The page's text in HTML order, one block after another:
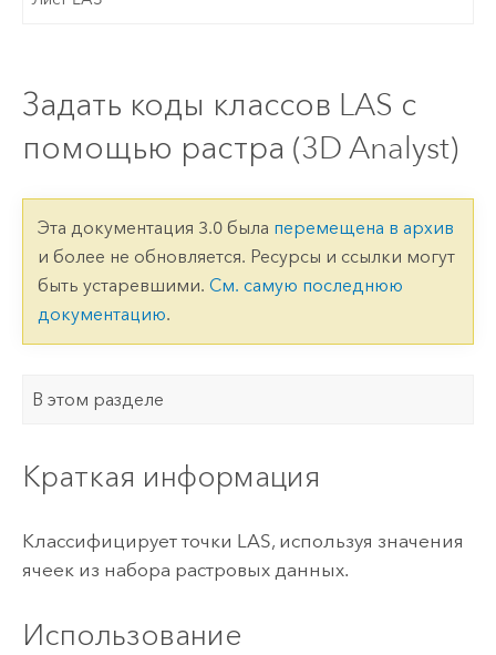
Задать коды классов LAS с
помощью растра (3D Analyst)
Эта документация 3.0 была перемещена в архив
и более не обновляется. Ресурсы и ссылки могут
быть устаревшими. См. самую последнюю
документацию.
В этом разделе
Краткая информация
Классифицирует точки LAS, используя значения
ячеек из набора растровых данных.
Использование